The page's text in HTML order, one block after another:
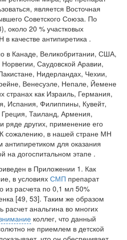
является Восточная
Советского Союза. По
около 20 % участковых
качестве антипиретика .
в Канаде, Великобритании, США,
Саудовской Аравии,
Нидерландах, Чехии,
Венесуэле, Непале, Йемене
странах как Израиль, Германия,
Испания, Филиппины, Кувейт,
Таиланд, Армения,
ряде других, применение его
сожалению, в нашей стране МН
для оказания
на догоспитальном этапе .
в Приложении 1. Как
в условиях СМП препарат
из расчета по 0,1 мл 50%
[49, 53]. Таким же образом
расчет анальгина во многих
коллег, что данный
не приемлем в детской